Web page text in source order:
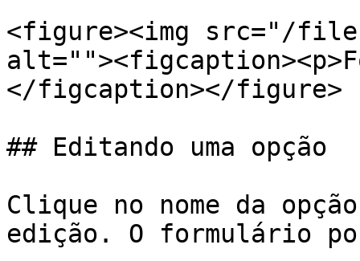
<figure><img src="/files/
</figcaption></figure>
## Editando uma opção
Clique no nome da
edição. O formulário